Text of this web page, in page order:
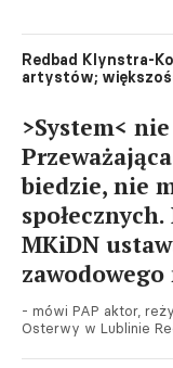
Redbad Klynstra-
artystów;
>System<
biedzie, nie
MKiDN
- mówi PAP aktor,
Osterwy w Lublinie